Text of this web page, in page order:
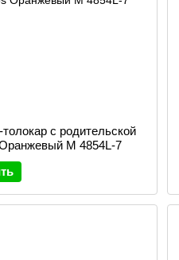
с родительской
M 4854L-7